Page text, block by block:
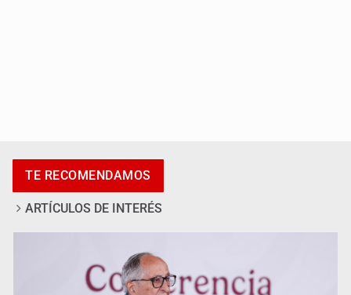
en Oblatos
TE RECOMENDAMOS
ARTÍCULOS DE INTERÉS